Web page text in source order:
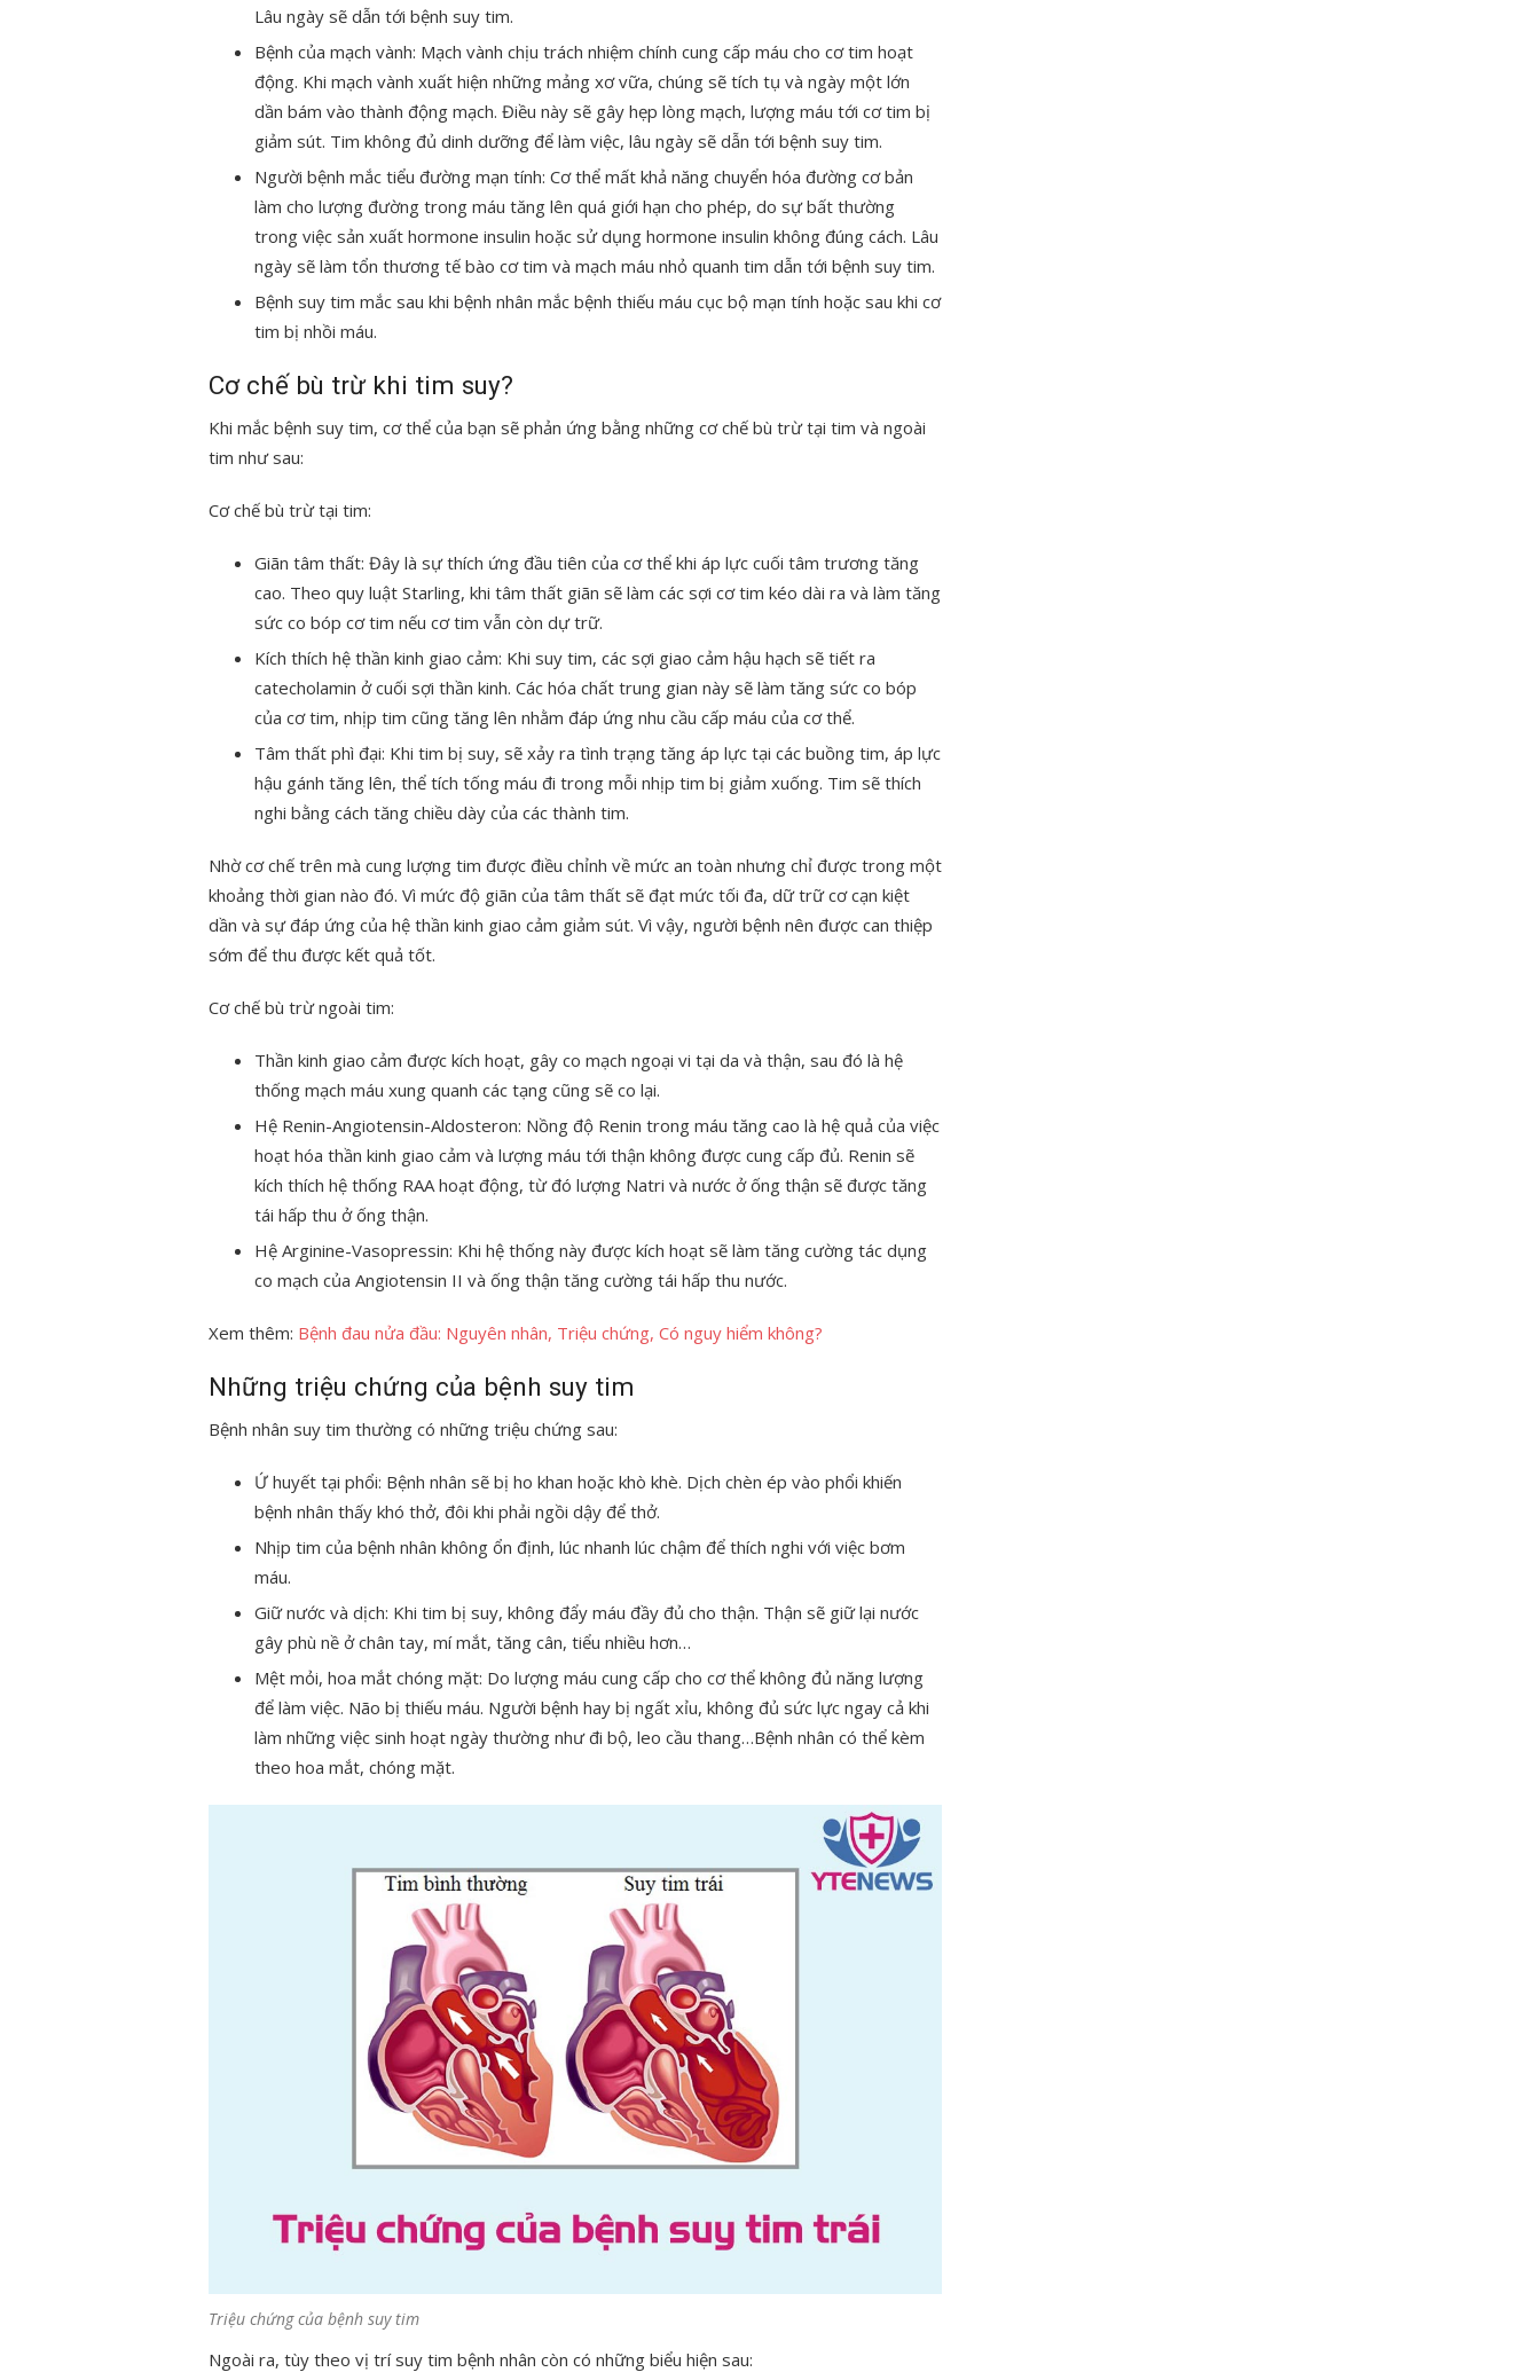
Lâu ngày sẽ dẫn tới bệnh suy tim.
Bệnh của mạch vành: Mạch vành chịu trách nhiệm chính cung cấp máu cho cơ tim hoạt
động. Khi mạch vành xuất hiện những mảng xơ vữa, chúng sẽ tích tụ và ngày một lớn
dần bám vào thành động mạch. Điều này sẽ gây hẹp lòng mạch, lượng máu tới cơ tim bị
giảm sút. Tim không đủ dinh dưỡng để làm việc, lâu ngày sẽ dẫn tới bệnh suy tim.
Người bệnh mắc tiểu đường mạn tính: Cơ thể mất khả năng chuyển hóa đường cơ bản
làm cho lượng đường trong máu tăng lên quá giới hạn cho phép, do sự bất thường
trong việc sản xuất hormone insulin hoặc sử dụng hormone insulin không đúng cách. Lâu
ngày sẽ làm tổn thương tế bào cơ tim và mạch máu nhỏ quanh tim dẫn tới bệnh suy tim.
Bệnh suy tim mắc sau khi bệnh nhân mắc bệnh thiếu máu cục bộ mạn tính hoặc sau khi cơ
tim bị nhồi máu.
Cơ chế bù trừ khi tim suy?
Khi mắc bệnh suy tim, cơ thể của bạn sẽ phản ứng bằng những cơ chế bù trừ tại tim và ngoài
tim như sau:
Cơ chế bù trừ tại tim:
Giãn tâm thất: Đây là sự thích ứng đầu tiên của cơ thể khi áp lực cuối tâm trương tăng
cao. Theo quy luật Starling, khi tâm thất giãn sẽ làm các sợi cơ tim kéo dài ra và làm tăng
sức co bóp cơ tim nếu cơ tim vẫn còn dự trữ.
Kích thích hệ thần kinh giao cảm: Khi suy tim, các sợi giao cảm hậu hạch sẽ tiết ra
catecholamin ở cuối sợi thần kinh. Các hóa chất trung gian này sẽ làm tăng sức co bóp
của cơ tim, nhịp tim cũng tăng lên nhằm đáp ứng nhu cầu cấp máu của cơ thể.
Tâm thất phì đại: Khi tim bị suy, sẽ xảy ra tình trạng tăng áp lực tại các buồng tim, áp lực
hậu gánh tăng lên, thể tích tống máu đi trong mỗi nhịp tim bị giảm xuống. Tim sẽ thích
nghi bằng cách tăng chiều dày của các thành tim.
Nhờ cơ chế trên mà cung lượng tim được điều chỉnh về mức an toàn nhưng chỉ được trong một
khoảng thời gian nào đó. Vì mức độ giãn của tâm thất sẽ đạt mức tối đa, dữ trữ cơ cạn kiệt
dần và sự đáp ứng của hệ thần kinh giao cảm giảm sút. Vì vậy, người bệnh nên được can thiệp
sớm để thu được kết quả tốt.
Cơ chế bù trừ ngoài tim:
Thần kinh giao cảm được kích hoạt, gây co mạch ngoại vi tại da và thận, sau đó là hệ
thống mạch máu xung quanh các tạng cũng sẽ co lại.
Hệ Renin-Angiotensin-Aldosteron: Nồng độ Renin trong máu tăng cao là hệ quả của việc
hoạt hóa thần kinh giao cảm và lượng máu tới thận không được cung cấp đủ. Renin sẽ
kích thích hệ thống RAA hoạt động, từ đó lượng Natri và nước ở ống thận sẽ được tăng
tái hấp thu ở ống thận.
Hệ Arginine-Vasopressin: Khi hệ thống này được kích hoạt sẽ làm tăng cường tác dụng
co mạch của Angiotensin II và ống thận tăng cường tái hấp thu nước.
Xem thêm: Bệnh đau nửa đầu: Nguyên nhân, Triệu chứng, Có nguy hiểm không?
Những triệu chứng của bệnh suy tim
Bệnh nhân suy tim thường có những triệu chứng sau:
Ứ huyết tại phổi: Bệnh nhân sẽ bị ho khan hoặc khò khè. Dịch chèn ép vào phổi khiến
bệnh nhân thấy khó thở, đôi khi phải ngồi dậy để thở.
Nhịp tim của bệnh nhân không ổn định, lúc nhanh lúc chậm để thích nghi với việc bơm
máu.
Giữ nước và dịch: Khi tim bị suy, không đẩy máu đầy đủ cho thận. Thận sẽ giữ lại nước
gây phù nề ở chân tay, mí mắt, tăng cân, tiểu nhiều hơn…
Mệt mỏi, hoa mắt chóng mặt: Do lượng máu cung cấp cho cơ thể không đủ năng lượng
để làm việc. Não bị thiếu máu. Người bệnh hay bị ngất xỉu, không đủ sức lực ngay cả khi
làm những việc sinh hoạt ngày thường như đi bộ, leo cầu thang…Bệnh nhân có thể kèm
theo hoa mắt, chóng mặt.
Triệu chứng của bệnh suy tim
Ngoài ra, tùy theo vị trí suy tim bệnh nhân còn có những biểu hiện sau: